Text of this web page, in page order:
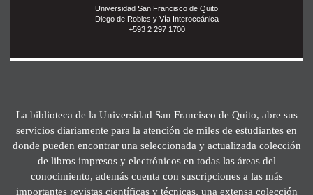
Universidad San Francisco de Quito
Diego de Robles y Vía Interoceánica
+593 2 297 1700
La biblioteca de la Universidad San Francisco de Quito, abre sus
servicios diariamente para la atención de miles de estudiantes en
donde pueden encontrar una seleccionada y actualizada colección
de libros impresos y electrónicos en todas las áreas del
conocimiento, además cuenta con suscripciones a las más
importantes revistas científicas y técnicas, una extensa colección